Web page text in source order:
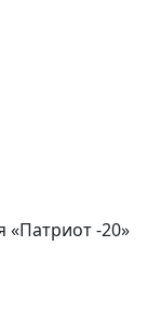
-20»